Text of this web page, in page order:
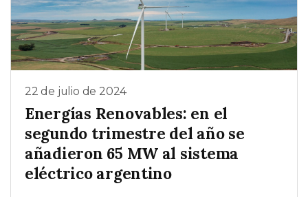
22 de julio de 2024
Energías Renovables: en el
segundo trimestre del año se
añadieron 65 MW al sistema
eléctrico argentino